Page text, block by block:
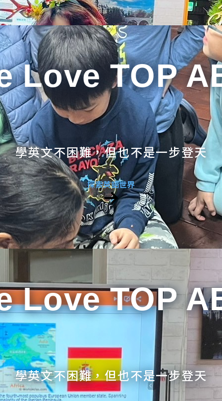
Love TOP
學英文不困難，但也不是一步登天
探索英語世界
Love TOP
學英文不困難，但也不是一步登天